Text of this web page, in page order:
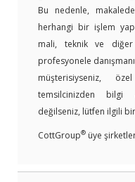
Bu nedenle,
herhangi bir işlem
mali, teknik ve diğer
profesyonele
müşterisiyseniz,
temsilcinizden bilgi
değilseniz, lütfen ilgili
CottGroup® üye